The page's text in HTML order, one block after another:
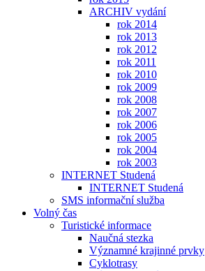
ARCHIV vydání
rok 2014
rok 2013
rok 2012
rok 2011
rok 2010
rok 2009
rok 2008
rok 2007
rok 2006
rok 2005
rok 2004
rok 2003
INTERNET Studená
INTERNET Studená
SMS informační služba
Volný čas
Turistické informace
Naučná stezka
Významné krajinné prvky
Cyklotrasy